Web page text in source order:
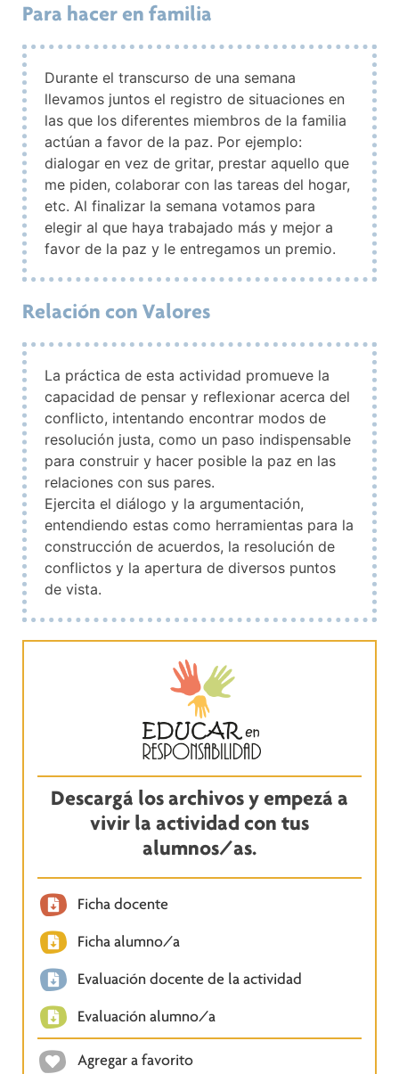
Para hacer en familia
Durante el transcurso de una semana
llevamos juntos el registro de situaciones en
las que los diferentes miembros de la familia
actúan a favor de la paz. Por ejemplo:
dialogar en vez de gritar, prestar aquello que
me piden, colaborar con las tareas del hogar,
etc. Al finalizar la semana votamos para
elegir al que haya trabajado más y mejor a
favor de la paz y le entregamos un premio.
Relación con Valores
La práctica de esta actividad promueve la
capacidad de pensar y reflexionar acerca del
conflicto, intentando encontrar modos de
resolución justa, como un paso indispensable
para construir y hacer posible la paz en las
relaciones con sus pares.
Ejercita el diálogo y la argumentación,
entendiendo estas como herramientas para la
construcción de acuerdos, la resolución de
conflictos y la apertura de diversos puntos
de vista.
Descargá los archivos y empezá a
vivir la actividad con tus
alumnos/as.
Ficha docente
Ficha alumno/a
Evaluación docente de la actividad
Evaluación alumno/a
Agregar a favorito